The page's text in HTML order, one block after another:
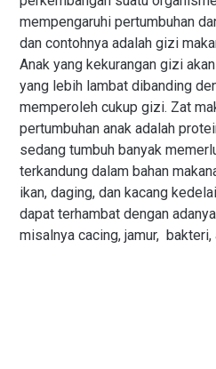
mempengaruhi pertumbuhan
dan contohnya adalah gizi
Anak yang kekurangan gizi
yang lebih lambat dibanding
memperoleh cukup gizi. Zat
pertumbuhan anak adalah
sedang tumbuh banyak
terkandung dalam bahan
ikan, daging, dan kacang
dapat terhambat dengan
misalnya cacing, jamur, bakteri,